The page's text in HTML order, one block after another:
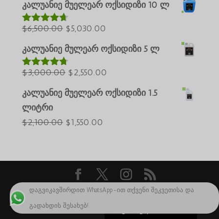
დან
იყო:
$35,000.00.
$25,000.00.
კალუანიე მუელეარ ოქსიდიზი 10 ლ
შეფასებუ
5-დან
$6,500.00 საწყისი
ფასი
იყო:
$6,500.00.
$5,030.00
ფასია:
$5,030.00.
კალუანიე მულეარ ოქსიდიზი 5 ლ
შეფასებუ
5-დან
$3,000.00 საწყისი
ფასი
იყო:
$2,550.00
ფასია:
$2,550.00.
კალუანიე მუელეარ ოქსიდიზი 1.5
ლიტრი
$2,100.00 საწყისი
$2,100.00.
$1,550.00
საავტორო უფლება 2024 ©Caluanie Oxidize
დაგვიკავშირდით WhatsApp-ით თქვენი შეკვეთისა და
გადახდის შესახებ!
English
简体中文
Tiếng Việt
Қазақ тілі
ភាសាខ្មែរ